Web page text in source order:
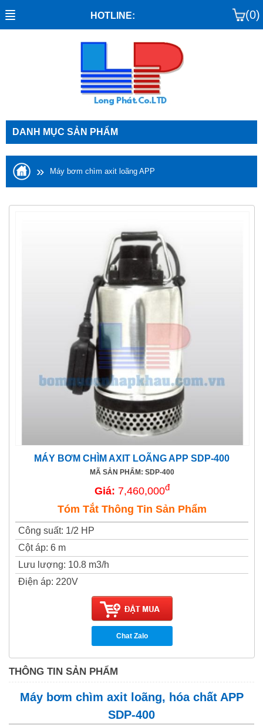
HOTLINE: (0)
DANH MỤC SẢN PHẨM
» Máy bơm chìm axit loãng APP
MÁY BƠM CHÌM AXIT LOÃNG APP SDP-400
MÃ SẢN PHẨM: SDP-400
Giá: 7,460,000đ
Tóm Tắt Thông Tin Sản Phẩm
Công suất: 1/2 HP
Cột áp: 6 m
Lưu lượng: 10.8 m3/h
Điện áp: 220V
Chat Zalo
THÔNG TIN SẢN PHẨM
Máy bơm chìm axit loãng, hóa chất APP
SDP-400